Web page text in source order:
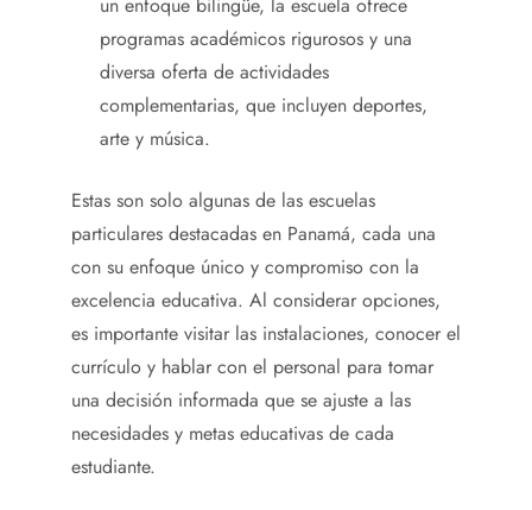
un enfoque bilingüe, la escuela ofrece
programas académicos rigurosos y una
diversa oferta de actividades
complementarias, que incluyen deportes,
arte y música.
Estas son solo algunas de las escuelas
particulares destacadas en Panamá, cada una
con su enfoque único y compromiso con la
excelencia educativa. Al considerar opciones,
es importante visitar las instalaciones, conocer el
currículo y hablar con el personal para tomar
una decisión informada que se ajuste a las
necesidades y metas educativas de cada
estudiante.